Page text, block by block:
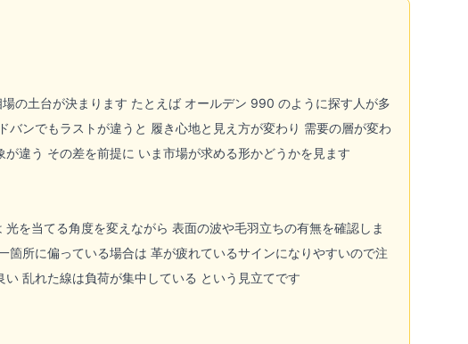
の土台が決まります たとえば オールデン 990 のように探す人が多
ンでもラストが違うと 履き心地と見え方が変わり 需要の層が変わ
違う その差を前提に いま市場が求める形かどうかを見ます
を当てる角度を変えながら 表面の波や毛羽立ちの有無を確認しま
所に偏っている場合は 革が疲れているサインになりやすいので注
乱れた線は負荷が集中している という見立てです